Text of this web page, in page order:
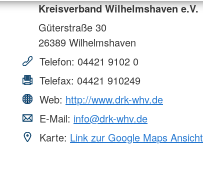
Kreisverband Wilhelmshaven e.V.
Güterstraße 30
26389 Wilhelmshaven
Telefon: 04421 9102 0
Telefax: 04421 910249
Web: http://www.drk-whv.de
E-Mail: info@drk-whv.de
Karte: Link zur Google Maps Ansicht